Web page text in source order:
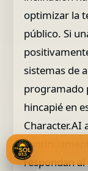
optimizar la
público. Si
sistemas de
programado
hincapié en
Character.AI
respondan